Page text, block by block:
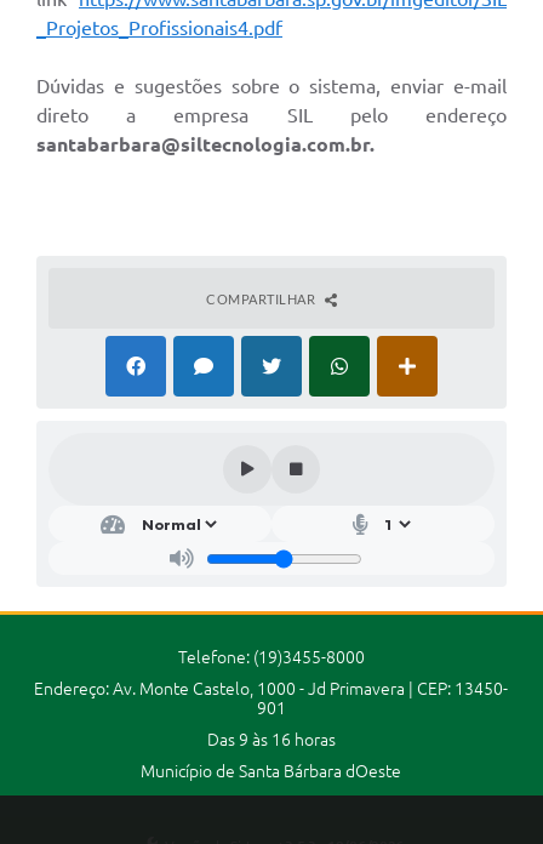
Notícias
Galeria de Vídeos
Plano Municipal de Segurança Pública
Plano de Contratações Anuais
_Projetos_Profissionais4.pdf
Dúvidas e sugestões sobre o sistema, enviar e-mail
direto a empresa SIL pelo endereço
santabarbara@siltecnologia.com.br.
COMPARTILHAR
Telefone: (19)3455-8000
Endereço: Av. Monte Castelo, 1000 - Jd Primavera | CEP: 13450-
901
Das 9 às 16 horas
Município de Santa Bárbara dOeste